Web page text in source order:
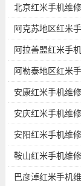
北京红米手机维
阿克苏地区红米
点地址查询
阿拉善盟红米手
址查询
阿勒泰地区红米
点地址查询
安康红米手机维
安庆红米手机维
安阳红米手机维
鞍山红米手机维
巴彦淖红米手机